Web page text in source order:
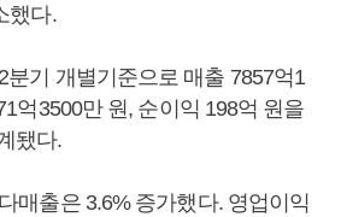
했다.
분기 개별기준으로 매출 7857억1
억3500만 원, 순이익 198억 원을
됐다.
매출은 3.6% 증가했다. 영업이익